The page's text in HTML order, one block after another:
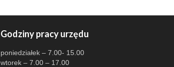
Godziny pracy urzędu
poniedziałek – 7.00- 15.00
wtorek – 7.00 – 17.00